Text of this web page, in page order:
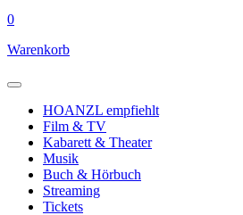
0
Warenkorb
HOANZL empfiehlt
Film & TV
Kabarett & Theater
Musik
Buch & Hörbuch
Streaming
Tickets